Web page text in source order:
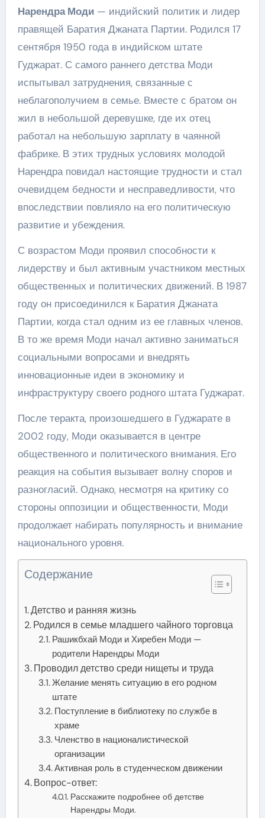
Нарендра Моди— индийский политик и лидер
правящей Баратия Джаната Партии. Родился 17
сентября 1950 года в индийском штате
Гуджарат. С самого раннего детства Моди
испытывал затруднения, связанные с
неблагополучием в семье. Вместе с братом он
жил в небольшой деревушке, где их отец
работал на небольшую зарплату в чаянной
фабрике. В этих трудных условиях молодой
Нарендра повидал настоящие трудности и стал
очевидцем бедности и несправедливости, что
впоследствии повлияло на его политическую
развитие и убеждения.
С возрастом Моди проявил способности к
лидерству и был активным участником местных
общественных и политических движений. В 1987
году он присоединился к Баратия Джаната
Партии, когда стал одним из ее главных членов.
В то же время Моди начал активно заниматься
социальными вопросами и внедрять
инновационные идеи в экономику и
инфраструктуру своего родного штата Гуджарат.
После теракта, произошедшего в Гуджарате в
2002 году, Моди оказывается в центре
общественного и политического внимания. Его
реакция на события вызывает волну споров и
разногласий. Однако, несмотря на критику со
стороны оппозиции и общественности, Моди
продолжает набирать популярность и внимание
национального уровня.
Содержание
Детство и ранняя жизнь
Родился в семье младшего чайного торговца
Рашикбхай Моди и Хиребен Моди —
родители Нарендры Моди
Проводил детство среди нищеты и труда
Желание менять ситуацию в его родном
штате
Поступление в библиотеку по службе в
храме
Членство в националистической
организации
Активная роль в студенческом движении
Вопрос-ответ:
Расскажите подробнее об детстве
Нарендры Моди.